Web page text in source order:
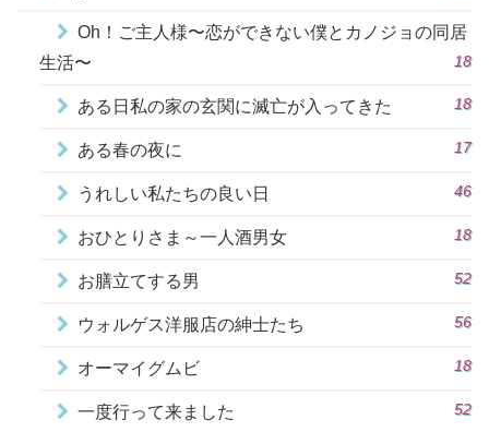
Oh！ご主人様〜恋ができない僕とカノジョの同居
生活〜
18
ある日私の家の玄関に滅亡が入ってきた 18
ある春の夜に 17
うれしい私たちの良い日 46
おひとりさま～一人酒男女 18
お膳立てする男 52
ウォルゲス洋服店の紳士たち 56
オーマイグムビ 18
一度行って来ました 52